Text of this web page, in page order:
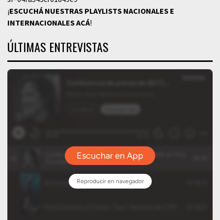
¡ESCUCHÁ NUESTRAS PLAYLISTS NACIONALES E
INTERNACIONALESACÁ!
ÚLTIMAS ENTREVISTAS